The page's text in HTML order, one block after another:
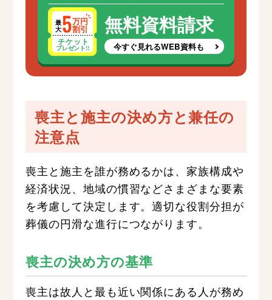
無料資料請求
今すぐ見れるWEB資料も
喪主と施主の決め方と兼任の
注意点
喪主と施主を誰が務めるかは、家族構成や
経済状況、地域の慣習などさまざまな要素
を考慮して決定します。適切な役割分担が
葬儀の円滑な進行につながります。
喪主の決め方の基準
喪主は故人と最も近い関係にある人が務め